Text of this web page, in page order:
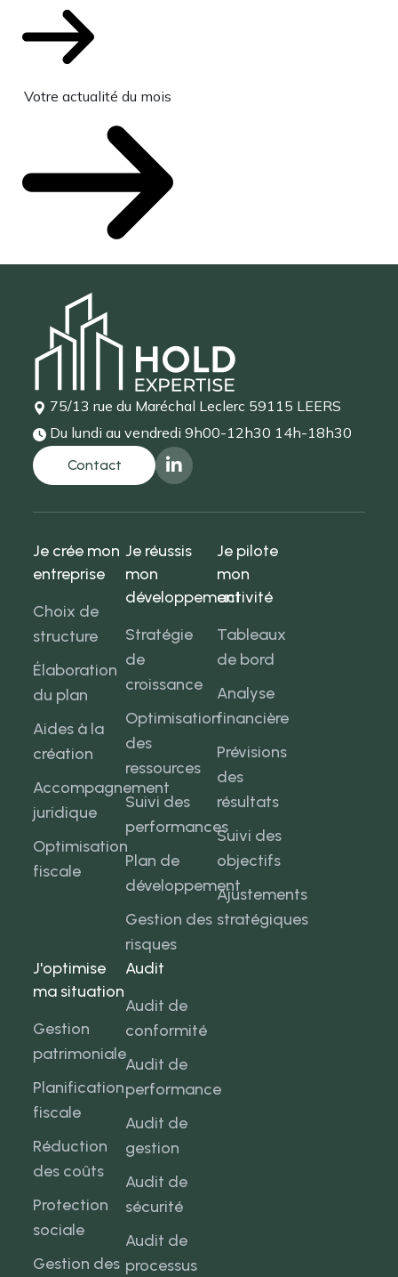
Votre actualité du mois
75/13 rue du Maréchal Leclerc 59115 LEERS
Du lundi au vendredi9h00-12h30 14h-18h30
Je crée mon
entreprise
Choix de
structure
Élaboration
du plan
Aides à la
création
Accompagnement
juridique
Optimisation
fiscale
Je réussis
mon
développement
Stratégie
de
croissance
Optimisation
des
ressources
Suivi des
performances
Plan de
développement
Gestion des
risques
Je pilote
mon
activité
Tableaux
de bord
Analyse
financière
Prévisions
des
résultats
Suivi des
objectifs
Ajustements
stratégiques
J'optimise
ma situation
Gestion
patrimoniale
Planification
fiscale
Réduction
des coûts
Protection
sociale
Gestion des
Audit
Audit de
conformité
Audit de
performance
Audit de
gestion
Audit de
sécurité
Audit de
processus